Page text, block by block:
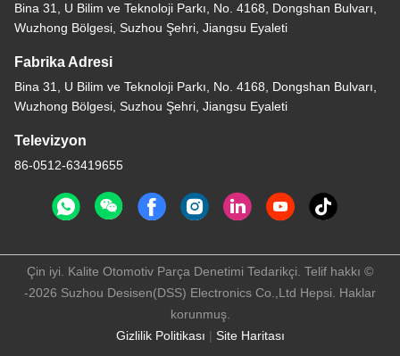
Bina 31, U Bilim ve Teknoloji Parkı, No. 4168, Dongshan Bulvarı,
Wuzhong Bölgesi, Suzhou Şehri, Jiangsu Eyaleti
Fabrika Adresi
Bina 31, U Bilim ve Teknoloji Parkı, No. 4168, Dongshan Bulvarı,
Wuzhong Bölgesi, Suzhou Şehri, Jiangsu Eyaleti
Televizyon
86-0512-63419655
Gizlilik Politikası | Site Haritası
Çin iyi. Kalite Otomotiv Parça Denetimi Tedarikçi. Telif hakkı ©
-2026 Suzhou Desisen(DSS) Electronics Co.,Ltd Hepsi. Haklar
korunmuş.